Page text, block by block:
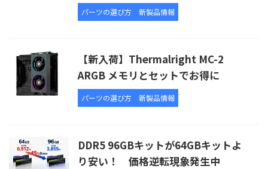
パーツの選び方 新製品情報
【新入荷】Thermalright MC-2
ARGB メモリとセットでお得に
パーツの選び方 新製品情報
DDR5 96GBキットが64GBキットよ
り安い！ 価格逆転現象発生中